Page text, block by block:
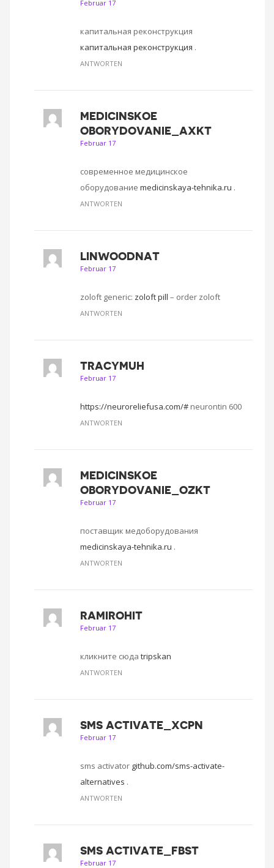
Februar 17
капитальная реконструкция
капитальная реконструкция .
ANTWORTEN
MEDICINSKOE
OBORYDOVANIE_AXKT
Februar 17
современное медицинское
оборудование medicinskaya-tehnika.ru .
ANTWORTEN
LINWOODNAT
Februar 17
zoloft generic: zoloft pill – order zoloft
ANTWORTEN
TRACYMUH
Februar 17
https://neuroreliefusa.com/#neurontin 600
ANTWORTEN
MEDICINSKOE
OBORYDOVANIE_OZKT
Februar 17
поставщик медоборудования
medicinskaya-tehnika.ru .
ANTWORTEN
RAMIROHIT
Februar 17
кликните сюда tripskan
ANTWORTEN
SMS ACTIVATE_XCPN
Februar 17
sms activator github.com/sms-activate-
alternatives .
ANTWORTEN
SMS ACTIVATE_FBST
Februar 17